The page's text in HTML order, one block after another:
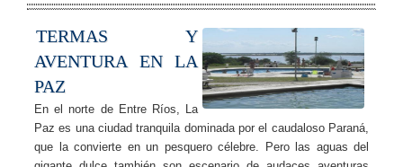
TERMAS Y
AVENTURA EN LA
PAZ
En el norte de Entre Ríos, La
Paz es una ciudad tranquila dominada por el caudaloso Paraná,
que la convierte en un pesquero célebre. Pero las aguas del